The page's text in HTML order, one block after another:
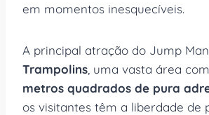
em momentos inesquecíveis.
A principal atração do Jump
Trampolins , uma vasta área
metros quadrados de pura
os visitantes têm a liberdade de